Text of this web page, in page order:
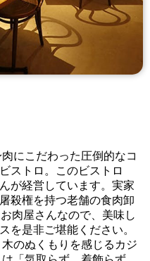
にこだわった圧倒的なコ
ストロ。このビストロ
が経営しています。実家
殺権を持つ老舗の食肉卸
肉屋さんなので、美味し
を是非ご堪能ください。
のぬくもりを感じるカジ